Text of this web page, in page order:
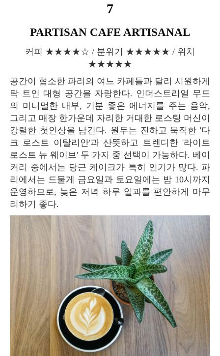
7
PARTISAN CAFE ARTISANAL
커피 ★★★★☆ / 분위기 ★★★★★ / 위치
★★★★★
공간이 협소한 파리의 여느 카페들과 달리 시원하게
탁 트인 대형 공간을 자랑한다. 인더스트리얼 무드
의 미니멀한 내부, 기분 좋은 에너지를 주는 음악,
그리고 매장 한가운데 자리한 거대한 로스팅 머신이
강렬한 첫인상을 남긴다. 원두는 진하고 묵직한 '다
크 로스트 이탈리안'과 산뜻하고 트렌디한 '라이트
로스트 뉴 웨이브' 두 가지 중 선택이 가능하다. 베이
커리 중에서는 당근 케이크가 특히 인기가 많다. 파
리에서는 드물게 금요일과 토요일에는 밤 10시까지
운영하므로, 늦은 저녁 하루 일과를 편안하게 마무
리하기 좋다.